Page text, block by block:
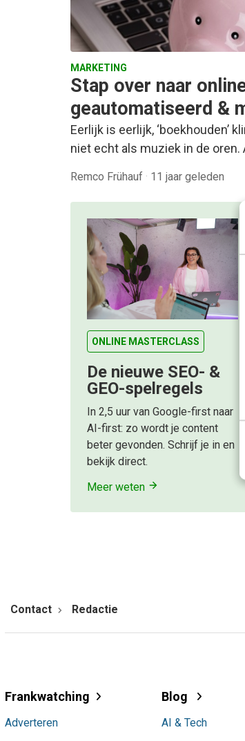
MARKETING
Stap over naar
geautomatiseerd &
Eerlijk is eerlijk, ‘boekhouden’
niet echt als muziek in de
Remco Frühauf · 11 jaar geleden
ONLINE MASTERCLASS
De nieuwe SEO- &
GEO-spelregels
In 2,5 uur van Google-first naar
AI-first: zo wordt je content
beter gevonden. Schrijf je in en
bekijk direct.
Meer weten
Contact Redactie
Frankwatching
Adverteren
Blog
AI & Tech